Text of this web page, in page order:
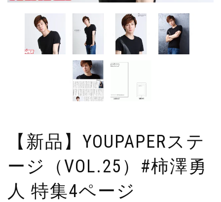
【新品】YOUPAPERステ
ージ（VOL.25）#柿澤勇
人 特集4ページ